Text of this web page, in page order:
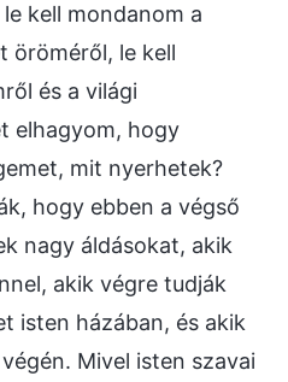
kell mondanom a
öröméről, le kell
és a világi
elhagyom, hogy
mit nyerhetek?
hogy ebben a végső
nagy áldásokat, akik
akik végre tudják
isten házában, és akik
Mivel isten szavai